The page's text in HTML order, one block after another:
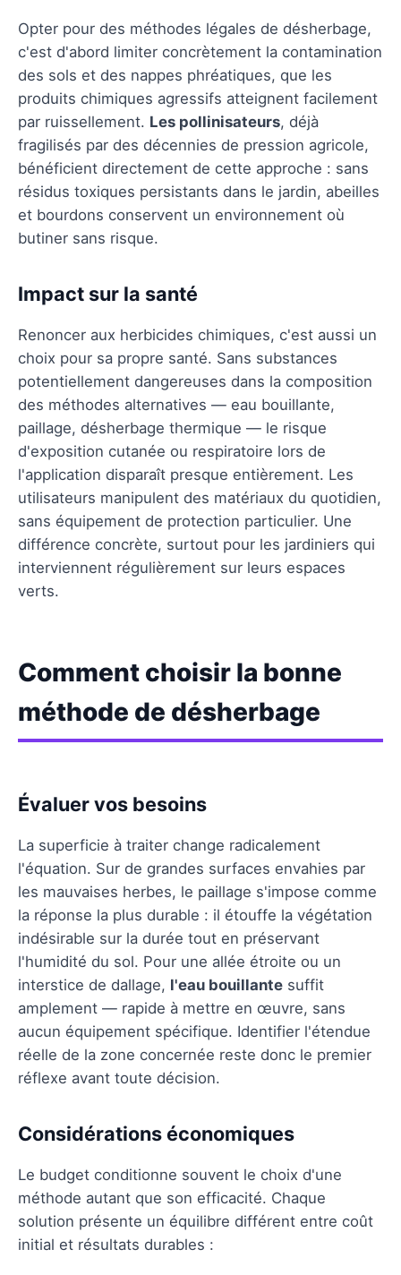
Opter pour des méthodes légales de désherbage,
c'est d'abord limiter concrètement la contamination
des sols et des nappes phréatiques, que les
produits chimiques agressifs atteignent facilement
par ruissellement. Les pollinisateurs, déjà
fragilisés par des décennies de pression agricole,
bénéficient directement de cette approche : sans
résidus toxiques persistants dans le jardin, abeilles
et bourdons conservent un environnement où
butiner sans risque.
Impact sur la santé
Renoncer aux herbicides chimiques, c'est aussi un
choix pour sa propre santé. Sans substances
potentiellement dangereuses dans la composition
des méthodes alternatives — eau bouillante,
paillage, désherbage thermique — le risque
d'exposition cutanée ou respiratoire lors de
l'application disparaît presque entièrement. Les
utilisateurs manipulent des matériaux du quotidien,
sans équipement de protection particulier. Une
différence concrète, surtout pour les jardiniers qui
interviennent régulièrement sur leurs espaces
verts.
Comment choisir la bonne
méthode de désherbage
Évaluer vos besoins
La superficie à traiter change radicalement
l'équation. Sur de grandes surfaces envahies par
les mauvaises herbes, le paillage s'impose comme
la réponse la plus durable : il étouffe la végétation
indésirable sur la durée tout en préservant
l'humidité du sol. Pour une allée étroite ou un
interstice de dallage, l'eau bouillante suffit
amplement — rapide à mettre en œuvre, sans
aucun équipement spécifique. Identifier l'étendue
réelle de la zone concernée reste donc le premier
réflexe avant toute décision.
Considérations économiques
Le budget conditionne souvent le choix d'une
méthode autant que son efficacité. Chaque
solution présente un équilibre différent entre coût
initial et résultats durables :